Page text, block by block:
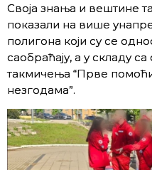
Своја знања и вештине
показали на више
полигона који су се
саобраћају, а у складу
такмичења “Прве
незгодама”.